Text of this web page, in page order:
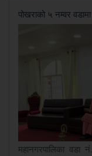
पोखराको ५ नम्वर
महानगरपालिका वडा